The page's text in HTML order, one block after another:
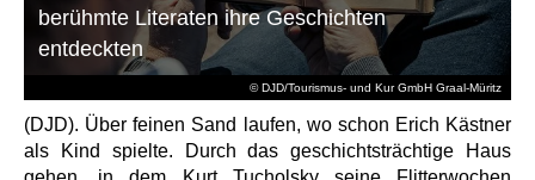
© DJD/Tourismus- und Kur GmbH Graal-Müritz
berühmte Literaten ihre Geschichten
entdeckten
(DJD). Über feinen Sand laufen, wo schon Erich Kästner
als Kind spielte. Durch das geschichtsträchtige Haus